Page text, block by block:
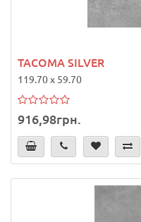
TACOMA SILVER
119.70 x 59.70
916,98грн.